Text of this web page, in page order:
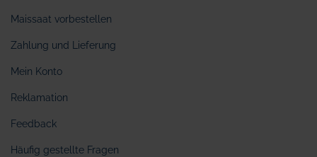
Maissaat vorbestellen
Zahlung und Lieferung
Mein Konto
Reklamation
Feedback
Häufig gestellte Fragen